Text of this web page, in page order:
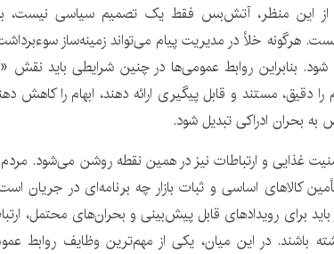
از این منظر، آتش‌بس فقط یک تصمیم سیاسی نیست،
هرگونه خلأ در مدیریت پیام می‌تواند زمینه‌ساز
بنابراین روابط عمومی‌ها در چنین شرایطی باید نقش
را دقیق، مستند و قابل پیگیری ارائه دهند، ابهام را کاهش
به بحران ادراکی تبدیل شود.
غذایی و ارتباطات نیز در همین نقطه روشن می‌شود. مردم
کالاهای اساسی و ثبات بازار چه برنامه‌ای در جریان
باید برای رویدادهای قابل پیش‌بینی و بحران‌های محتمل،
باشند. در این میان، یکی از مهم‌ترین وظایف روابط